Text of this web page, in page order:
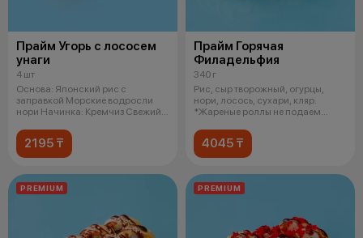
Прайм Угорь с лососем
унаги
4 шт
Основа: Японский рис с
заправкой Морские водросли
нори Начинка: Кремчиз Свежий
2195 ₸
Прайм Горячая
Филадельфия
340 г
Рис, сыр творожный, огурцы,
нори, лосось, сухари, кляр.
*Жареные роллы не подаем
4045 ₸
PREMIUM PREMIUM